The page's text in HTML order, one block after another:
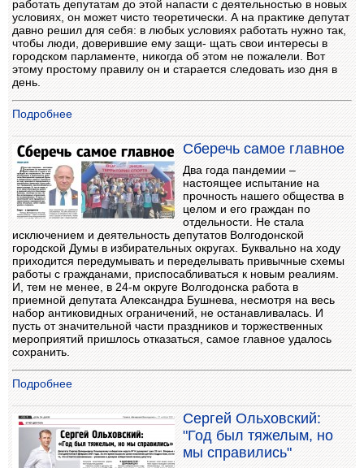
работать депутатам до этой напасти с деятельностью в новых
условиях, он может чисто теоретически. А на практике депутат
давно решил для себя: в любых условиях работать нужно так,
чтобы люди, доверившие ему защи- щать свои интересы в
городском парламенте, никогда об этом не пожалели. Вот
этому простому правилу он и старается следовать изо дня в
день.
Подробнее
Сберечь самое главное
Два года пандемии –
настоящее испытание на
прочность нашего общества в
целом и его граждан по
отдельности. Не стала
исключением и деятельность депутатов Волгодонской
городской Думы в избирательных округах. Буквально на ходу
приходится передумывать и переделывать привычные схемы
работы с гражданами, приспосабливаться к новым реалиям.
И, тем не менее, в 24-м округе Волгодонска работа в
приемной депутата Александра Бушнева, несмотря на весь
набор антиковидных ограничений, не останавливалась. И
пусть от значительной части праздников и торжественных
мероприятий пришлось отказаться, самое главное удалось
сохранить.
Подробнее
Сергей Ольховский:
"Год был тяжелым, но
мы справились"